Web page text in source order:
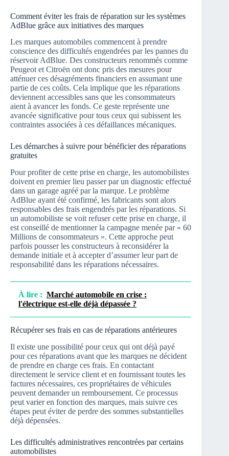
Comment éviter les frais de réparation sur les systèmes
AdBlue grâce aux initiatives des marques
Les marques automobiles commencent à prendre
conscience des difficultés engendrées par les pannes du
réservoir AdBlue. Des constructeurs renommés comme
Peugeot et Citroën ont donc pris des mesures pour
atténuer ces désagréments financiers en assumant une
partie de ces coûts. Cela implique que les réparations
deviennent accessibles sans que les consommateurs
aient à avancer les fonds. Ce geste représente une
avancée significative pour tous ceux qui subissent les
contraintes associées à ces défaillances mécaniques.
Les démarches à suivre pour bénéficier des réparations
gratuites
Pour profiter de cette prise en charge, les automobilistes
doivent en premier lieu passer par un diagnostic effectué
dans un garage agréé par la marque. Le problème
AdBlue ayant été confirmé, les fabricants sont alors
responsables des frais engendrés par les réparations. Si
un automobiliste se voit refuser cette prise en charge, il
est conseillé de mentionner la campagne menée par « 60
Millions de consommateurs ». Cette approche peut
parfois pousser les constructeurs à reconsidérer la
demande initiale et à accepter d’assumer leur part de
responsabilité dans les réparations nécessaires.
À lire : Marché automobile en crise :
l'électrique est-elle déjà dépassée ?
Récupérer ses frais en cas de réparations antérieures
Il existe une possibilité pour ceux qui ont déjà payé
pour ces réparations avant que les marques ne décident
de prendre en charge ces frais. En contactant
directement le service client et en fournissant toutes les
factures nécessaires, ces propriétaires de véhicules
peuvent demander un remboursement. Ce processus
peut varier en fonction des marques, mais suivre ces
étapes peut éviter de perdre des sommes substantielles
déjà dépensées.
Les difficultés administratives rencontrées par certains
automobilistes